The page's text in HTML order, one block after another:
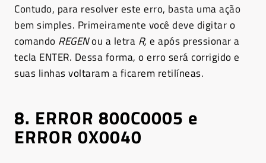
Contudo, para resolver este erro, basta uma ação
bem simples. Primeiramente você deve digitar o
comando REGENou a letra R, e após pressionar a
tecla ENTER. Dessa forma, o erro será corrigido e
suas linhas voltaram a ficarem retilíneas.
8. ERROR 800C0005 e
ERROR 0X0040